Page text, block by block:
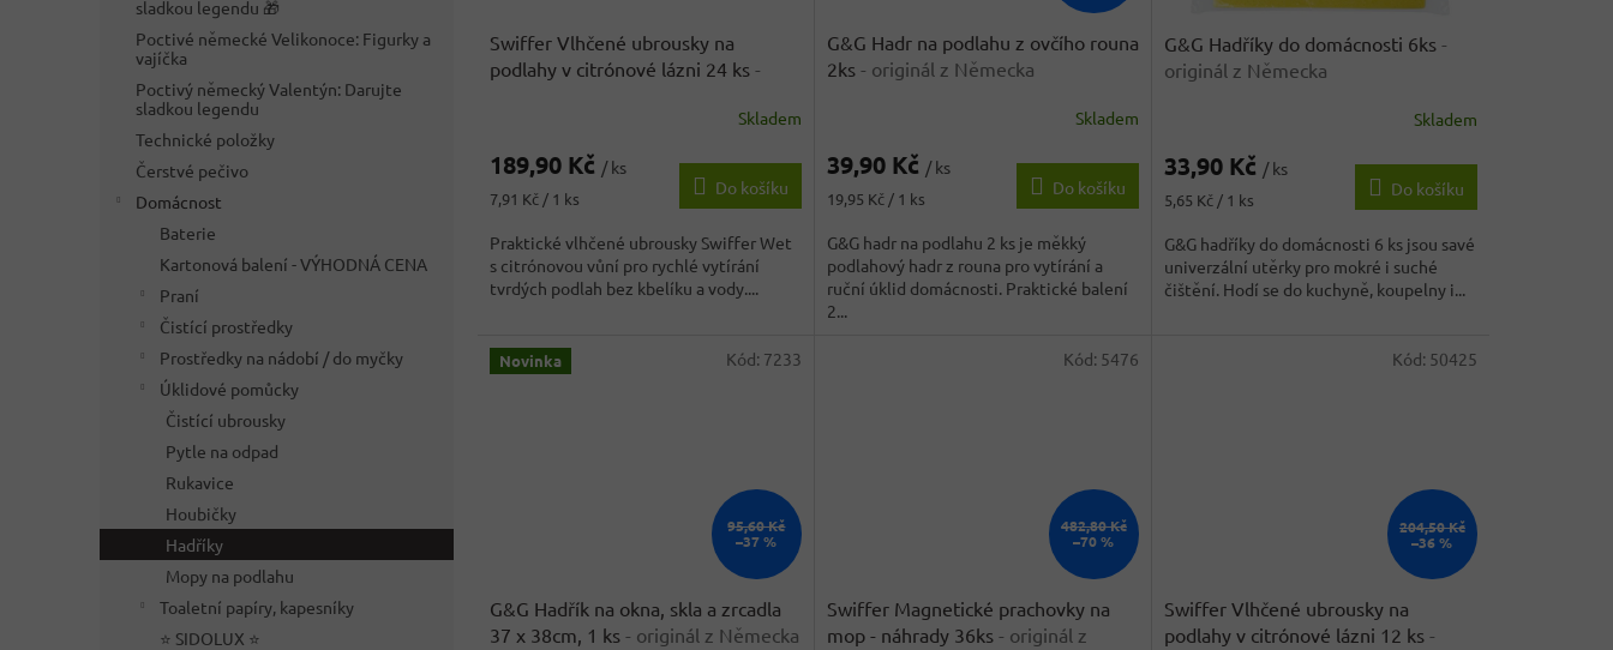
sladkou legendu 🎁
Poctivé německé Velikonoce: Figurky a
vajíčka
Poctivý německý Valentýn: Darujte
sladkou legendu
Technické položky
Čerstvé pečivo
Domácnost
Baterie
Kartonová balení - VÝHODNÁ CENA
Praní
Čistící prostředky
Prostředky na nádobí / do myčky
Úklidové pomůcky
Čistící ubrousky
Pytle na odpad
Rukavice
Houbičky
Hadříky
Mopy na podlahu
Toaletní papíry, kapesníky
⭐ SIDOLUX ⭐
Swiffer Vlhčené ubrousky na
podlahy v citrónové lázni 24 ks -
produktu
3,6
z
5
hvězdiček.
Skladem
189,90 Kč / ks
Měrná
7,91 Kč / 1 ks
Do košíku
Praktické vlhčené ubrousky Swiffer Wet
s citrónovou vůní pro rychlé vytírání
tvrdých podlah bez kbelíku a vody....
G&G Hadr na podlahu z ovčího rouna
2ks - originál z Německa
produktu
3,2
z
5
hvězdiček.
Skladem
39,90 Kč / ks
Měrná
19,95 Kč / 1 ks
Do košíku
G&G hadr na podlahu 2 ks je měkký
podlahový hadr z rouna pro vytírání a
ruční úklid domácnosti. Praktické balení
2...
G&G Hadříky do domácnosti 6ks -
originál z Německa
produktu
4,2
z
5
hvězdiček.
Skladem
33,90 Kč / ks
Měrná
5,65 Kč / 1 ks
Do košíku
G&G hadříky do domácnosti 6 ks jsou savé
univerzální utěrky pro mokré i suché
čištění. Hodí se do kuchyně, koupelny i...
Novinka
95,60 Kč
–37 %
G&G Hadřík na okna, skla a zrcadla
37 x 38cm, 1 ks - originál z Německa
Kód: 7233
482,80 Kč
–70 %
Swiffer Magnetické prachovky na
mop - náhrady 36ks - originál z
Kód: 5476
204,50 Kč
–36 %
Swiffer Vlhčené ubrousky na
podlahy v citrónové lázni 12 ks -
Kód: 50425